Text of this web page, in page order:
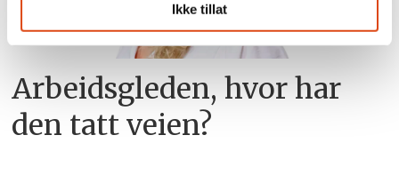
Ikke tillat
Arbeidsgleden, hvor har
den tatt veien?